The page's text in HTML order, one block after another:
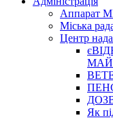
Аппарат
Міська
Центр
Як